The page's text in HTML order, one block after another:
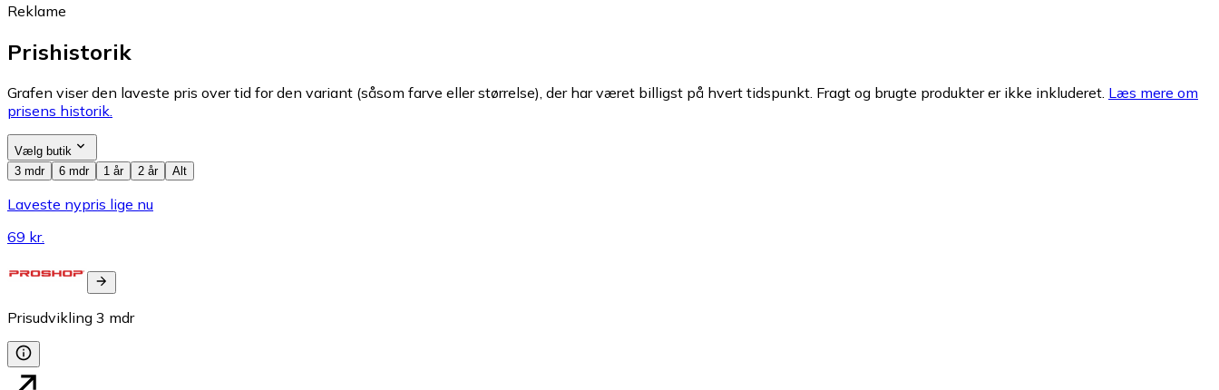
Reklame
Prishistorik
Grafen viser den laveste pris over tid for den variant (såsom farve eller størrelse), der har været billigst på hvert tidspunkt. Fragt og brugte produkter er ikke inkluderet. Læs mere om
prisens historik.
Vælg butik
3 mdr
6 mdr 1 år 2 år Alt
Laveste nypris lige nu
69 kr.
Prisudvikling 3 mdr